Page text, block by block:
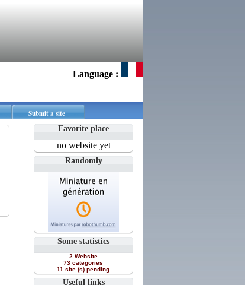
Language :
Submit a site
Favorite place
no website yet
Randomly
Some statistics
2 Website
73 categories
11 site (s) pending
Useful links